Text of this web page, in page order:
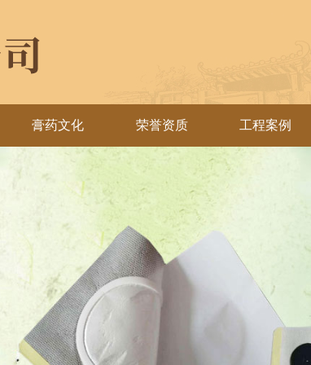
膏药文化 荣誉资质 工程案例